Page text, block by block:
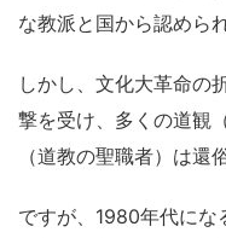
な教派と国から認めら
しかし、文化大革命の
撃を受け、多くの道観
（道教の聖職者）は還
ですが、1980年代にな